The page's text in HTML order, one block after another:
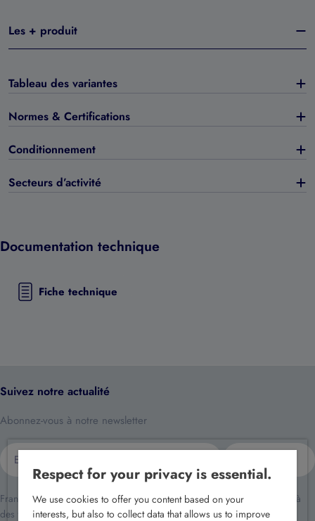
Les + produit
Tableau des variantes
Normes & Certifications
Conditionnement
Secteurs d’activité
Documentation technique
Fiche technique
Suivez notre actualité
Abonnez-vous à notre newsletter
mail
France Sécurité traite vos données dans le cadre de la relation client et à
des fins de prospection commerciale.
Respect for your privacy is essential.
We use cookies to offer you content based on your
interests, but also to collect data that allows us to improve